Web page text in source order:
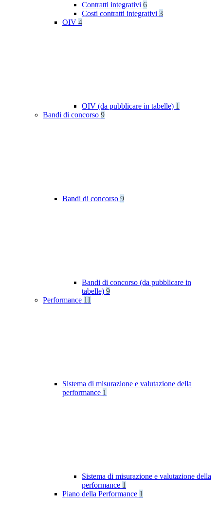
Contratti integrativi 6
Costi contratti integrativi 3
OIV 4
OIV (da pubblicare in tabelle) 1
Bandi di concorso 9
Bandi di concorso 9
Bandi di concorso (da pubblicare in
tabelle) 9
Performance 11
Sistema di misurazione e valutazione della
performance 1
Sistema di misurazione e valutazione della
performance 1
Piano della Performance 1